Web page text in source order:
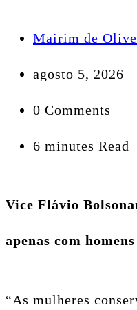
Mairim de
agosto 5, 2026
0 Comments
6 minutes Read
Vice Flávio
apenas com homens
“As mulheres